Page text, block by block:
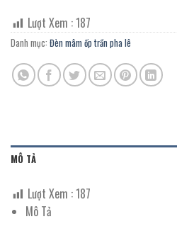
Lượt Xem :187
Danh mục: Đèn mâm ốp trần pha lê
MÔ TẢ
Lượt Xem :187
Mô Tả